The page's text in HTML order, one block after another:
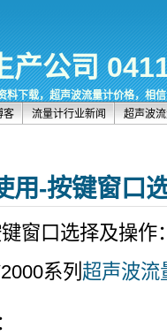
产公司
料下载，超声波流量计价格，相
客 流量计行业新闻 超声波
用-按键窗口
窗口选择及操作
系列 超声波流